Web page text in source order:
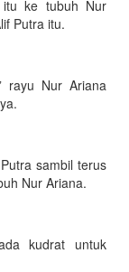
itu ke tubuh Nur
Putra itu.
rayu Nur Ariana
sambil terus
Nur Ariana.
kudrat untuk